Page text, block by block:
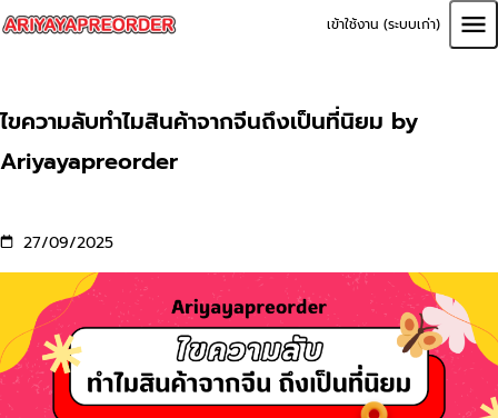
เข้าใช้งาน (ระบบเก่า)
ไขความลับทำไมสินค้าจากจีนถึงเป็นที่นิยม by
Ariyayapreorder
27/09/2025